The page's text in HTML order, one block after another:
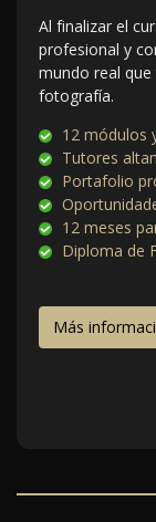
Al finalizar el
profesional y
mundo real
fotografía.
12 módulos
Tutores
Portafolio
12 meses
Diploma de
Más